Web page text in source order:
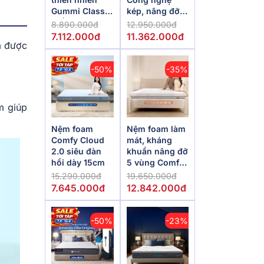
được
giúp
Gummi Classic
thế hệ mới dày
5/10/15cm
8.890.000đ
7.112.000đ
kép, nâng đỡ
vượt trội,
kháng khuẩn
12.950.000đ
11.362.000đ
-50%
Nệm foam
Comfy Cloud
2.0 siêu đàn
hồi dày 15cm
15.290.000đ
7.645.000đ
-35%
Nệm foam làm
mát, kháng
khuẩn nâng đỡ
5 vùng Comfy
Lux 1.0
19.650.000đ
12.842.000đ
-50% -23%